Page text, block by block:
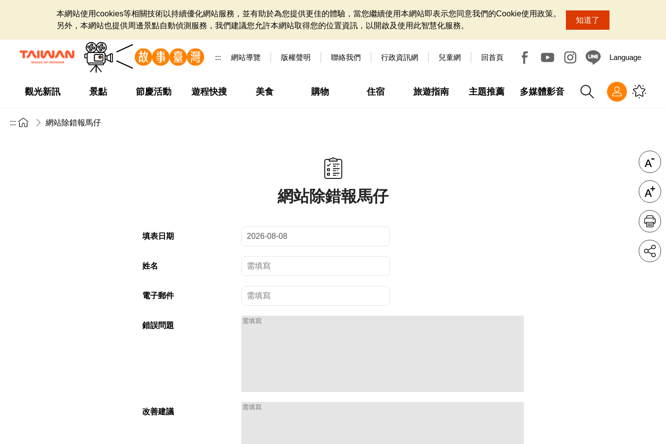
本網站使用cookies等相關技術以持續優化網站服務，並有助於為您提供更佳的體驗，當您繼續使用本網站即表示您同意我們的Cookie使用政策。
另外，本網站也提供周邊景點自動偵測服務，我們建議您允許本網站取得您的位置資訊，以開啟及使用此智慧化服務。
知道了
::: 網站導覽 版權聲明 聯絡我們 行政資訊網 兒童網 回首頁 Language
觀光新訊 景點 節慶活動 遊程快搜 美食 購物 住宿 旅遊指南 主題推薦 多媒體影音
::: 網站除錯報馬仔
網站除錯報馬仔
填表日期
姓名
電子郵件
錯誤問題
改善建議